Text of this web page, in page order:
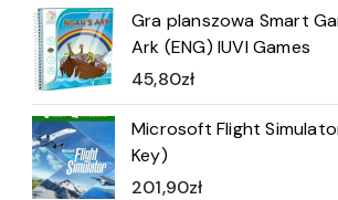
Gra planszowa Smart
Ark (ENG) IUVI Games
45,80zł
Microsoft Flight
Key)
201,90zł